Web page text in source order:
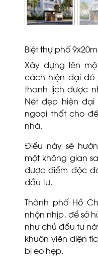
Biệt thự phố
Xây dựng lên
cách hiện đại đó
thanh lịch được
Nét đẹp hiện
ngoại thất cho
nhà.
Điều này sẽ
một không gian
được điểm độc
đầu tư.
Thành phố Hồ
nhộn nhịp, để sở
như chủ đầu tư
khuôn viên diện
bị eo hẹp.